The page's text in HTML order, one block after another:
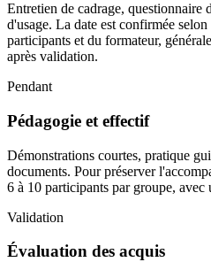
Entretien de cadrage, questionnaire
d'usage. La date est confirmée
participants et du formateur,
après validation.
Pendant
Pédagogie et effectif
Démonstrations courtes, pratique
documents. Pour préserver
6 à 10 participants par groupe,
Validation
Évaluation des acquis